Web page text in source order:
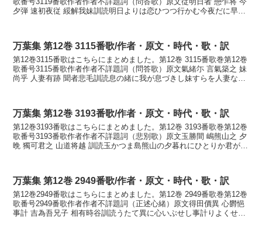
夕弾 速初夜従 綏解我妹訓読明日よりは恋ひつつ行かむ今夜だに早く
万葉集 第12巻 3115番歌/作者・原文・時代・歌・訳
第12巻3115番歌はこちらにまとめました。第12巻 3115番歌巻第12巻
歌番号3115番歌作者作者不詳題詞（問答歌）原文氣緒尓 言氣築之 妹
尚乎 人妻有跡 聞者悲毛訓読息の緒に我が息づきし妹すらを人妻なり
万葉集 第12巻 3193番歌/作者・原文・時代・歌・訳
第12巻3193番歌はこちらにまとめました。第12巻 3193番歌巻第12巻
歌番号3193番歌作者作者不詳題詞（悲別歌）原文玉勝間 嶋熊山之 夕
晩 獨可君之 山道将越 訓読玉かつま島熊山の夕暮れにひとりか君が山
万葉集 第12巻 2949番歌/作者・原文・時代・歌・訳
第12巻2949番歌はこちらにまとめました。第12巻 2949番歌巻第12巻
歌番号2949番歌作者作者不詳題詞（正述心緒）原文得田價異 心欝悒
事計 吉為吾兄子 相有時谷訓読うたて異に心いぶせし事計りよくせ我